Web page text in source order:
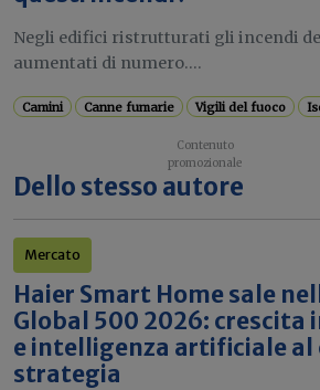
Negli edifici ristrutturati gli incendi
aumentati di numero....
Camini Canne fumarie Vigili del fuoco
Dello stesso autore
Mercato
Haier Smart Home sale
Global 500 2026: crescita
e intelligenza artificiale al
strategia